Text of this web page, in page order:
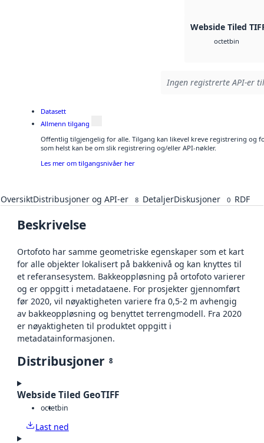
Webside Tiled
octetbin
Ingen registrerte API-er
Datasett
Allmenn tilgang
Offentlig tilgjengelig for alle. Tilgang kan likevel kreve registrering og
som helst kan be om slik registrering og/eller API-nøkler.
Les mer om tilgangsnivåer her
OversiktDistribusjoner og API-er 8 DetaljerDiskusjoner 0 RDF
Beskrivelse
Ortofoto har samme geometriske egenskaper som et kart
for alle objekter lokalisert på bakkenivå og kan knyttes til
et referansesystem. Bakkeoppløsning på ortofoto varierer
og er oppgitt i metadataene. For prosjekter gjennomført
før 2020, vil nøyaktigheten variere fra 0,5-2 m avhengig
av bakkeoppløsning og benyttet terrengmodell. Fra 2020
er nøyaktigheten til produktet oppgitt i
metadatainformasjonen.
Distribusjoner 8
Webside Tiled GeoTIFF
octetbin
Last ned